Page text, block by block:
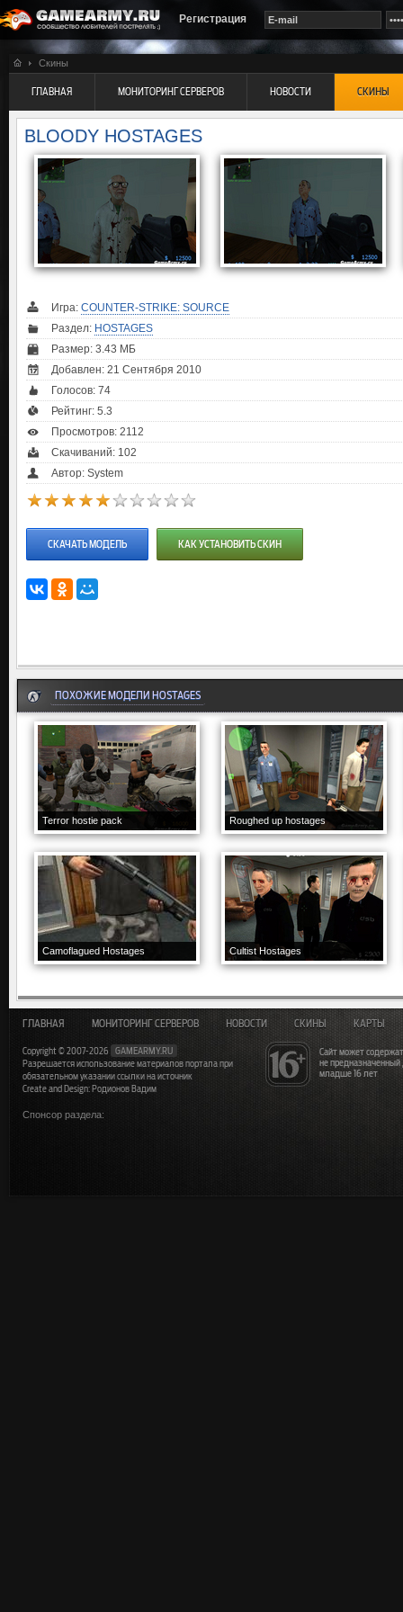
Регистрация
Скины
ГЛАВНАЯ МОНИТОРИНГ СЕРВЕРОВ НОВОСТИ СКИНЫ
BLOODY HOSTAGES
Игра: COUNTER-STRIKE: SOURCE
Раздел: HOSTAGES
Размер: 3.43 МБ
Добавлен: 21 Сентября 2010
Голосов: 74
Рейтинг: 5.3
Просмотров: 2112
Скачиваний: 102
Автор: System
СКАЧАТЬ МОДЕЛЬ КАК УСТАНОВИТЬ СКИН
ПОХОЖИЕ МОДЕЛИ HOSTAGES
Terror hostie pack Roughed up hostages
Camoflagued Hostages Cultist Hostages
Сайт может
не
младше 16 лет
ГЛАВНАЯ МОНИТОРИНГ СЕРВЕРОВ НОВОСТИ СКИНЫ КАРТЫ
Copyright © 2007-2026
GAMEARMY.RU
Разрешается использование материалов портала при
обязательном указании ссылки на источник
Create and Design: Родионов Вадим
Спонсор раздела: